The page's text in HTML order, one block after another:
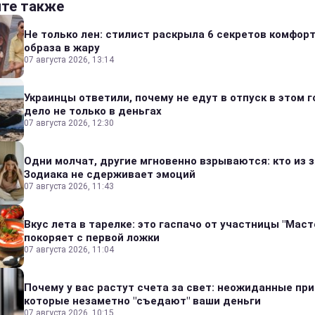
также
Не только лен: стилист раскрыла 6 секретов
образа в жару
07 августа 2026, 13:14
Украинцы ответили, почему не едут в отпуск в этом
дело не только в деньгах
07 августа 2026, 12:30
Одни молчат, другие мгновенно взрываются: кто из
Зодиака не сдерживает эмоций
07 августа 2026, 11:43
Вкус лета в тарелке: это гаспачо от участницы
покоряет с первой ложки
07 августа 2026, 11:04
Почему у вас растут счета за свет: неожиданные
которые незаметно "съедают" ваши деньги